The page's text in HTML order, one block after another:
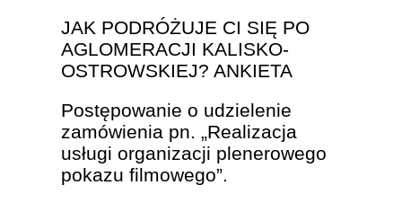
JAK PODRÓŻUJE CI SIĘ PO
AGLOMERACJI KALISKO-
OSTROWSKIEJ? ANKIETA
Postępowanie o udzielenie
zamówienia pn. „Realizacja
usługi organizacji plenerowego
pokazu filmowego”.